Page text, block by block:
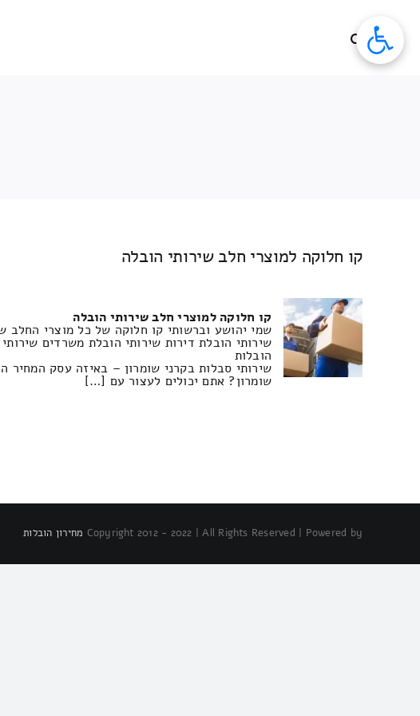
קו חלוקה למוצרי חלב שירותי הובלה
קו חלוקה למוצרי חלב שירותי הובלה
שמי יהושע וברשותי קו חלוקה של כל מוצרי החלב
שירותי הובלת דירות שירותי הובלת משרדים
הובלות
שירותי סבלות בקרני שומרון – באיזה עסק המחיר
שומרון? אתם יכולים לעצור עם […]
Copyright 2012 - 2022 | All Rights Reserved | Powered by מחירון הובלות